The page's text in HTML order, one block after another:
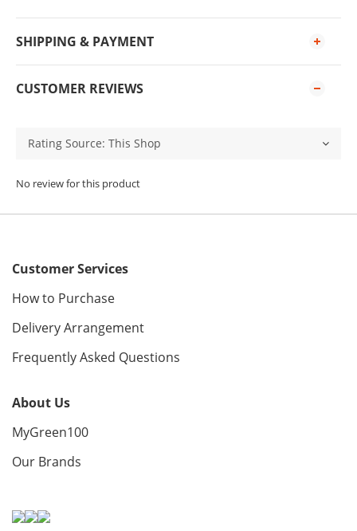
SHIPPING & PAYMENT
CUSTOMER REVIEWS
No review for this product
Customer Services
How to Purchase
Delivery Arrangement
Frequently Asked Questions
About Us
MyGreen100
Our Brands